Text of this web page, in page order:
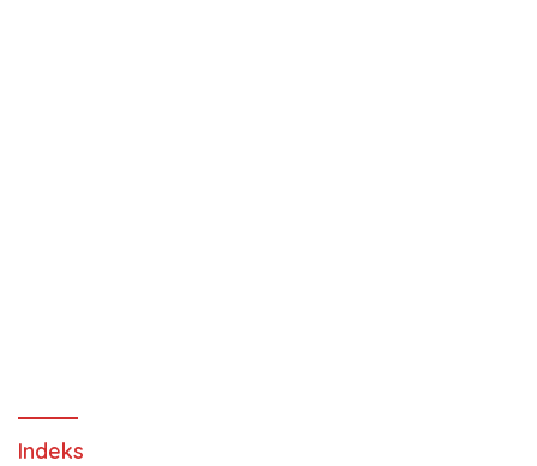
Indeks